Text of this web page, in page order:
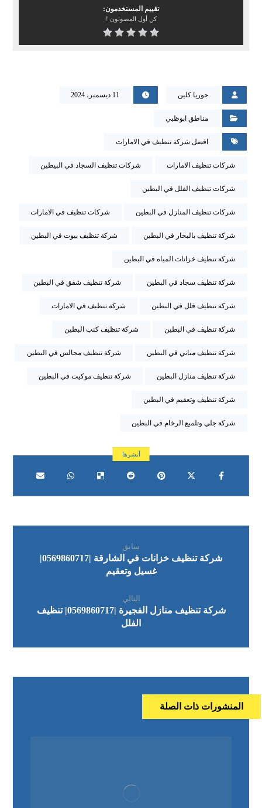
تقييم المستخدمون:
كن أول المصوتون !
جوريا كلين 11 ديسمبر، 2024
مناطق ابوظبي
افضل شركة تنظيف في الامارات
شركات تنظيف الامارات شركات تنظيف السجاد في البيطين
شركات تنظيف الفلل في البطين
شركات تنظيف المنازل في البطين شركات تنظيف في الامارات
شركة تنظيف بالبخار في البطين شركة تنظيف بيوت في البطين
شركة تنظيف خزانات المياه في البطين
شركة تنظيف سجاد في البطين شركة تنظيف شقق في البطين
شركة تنظيف فلل في البطين شركة تنظيف في الامارات
شركة تنظيف في البطين شركة تنظيف كنب البطين
شركة تنظيف مباني في البطين شركة تنظيف مجالس في البطين
شركة تنظيف منازل البطين شركة تنظيف موكيت في البطين
شركة تنظيف وتعقيم في البطين
شركة جلي وتلميع الرخام في البطين
سابق
شركة تنظيف خزانات في الشارقة |0569860717|
غسيل وتعقيم
التالي
شركة تنظيف منازل الفجيرة |0569860717| تنظيف
الفلل
المنشورات ذات الصلة